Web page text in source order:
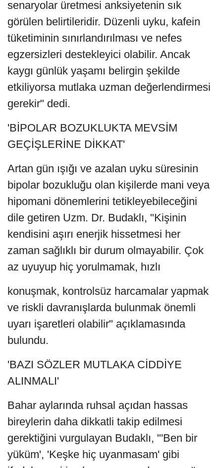
senaryolar üretmesi anksiyetenin sık
görülen belirtileridir. Düzenli uyku, kafein
tüketiminin sınırlandırılması ve nefes
egzersizleri destekleyici olabilir. Ancak
kaygı günlük yaşamı belirgin şekilde
etkiliyorsa mutlaka uzman değerlendirmesi
gerekir" dedi.
'BİPOLAR BOZUKLUKTA MEVSİM
GEÇİŞLERİNE DİKKAT'
Artan gün ışığı ve azalan uyku süresinin
bipolar bozukluğu olan kişilerde mani veya
hipomani dönemlerini tetikleyebileceğini
dile getiren Uzm. Dr. Budaklı, "Kişinin
kendisini aşırı enerjik hissetmesi her
zaman sağlıklı bir durum olmayabilir. Çok
az uyuyup hiç yorulmamak, hızlı
konuşmak, kontrolsüz harcamalar yapmak
ve riskli davranışlarda bulunmak önemli
uyarı işaretleri olabilir" açıklamasında
bulundu.
'BAZI SÖZLER MUTLAKA CİDDİYE
ALINMALI'
Bahar aylarında ruhsal açıdan hassas
bireylerin daha dikkatli takip edilmesi
gerektiğini vurgulayan Budaklı, "'Ben bir
yüküm', 'Keşke hiç uyanmasam' gibi